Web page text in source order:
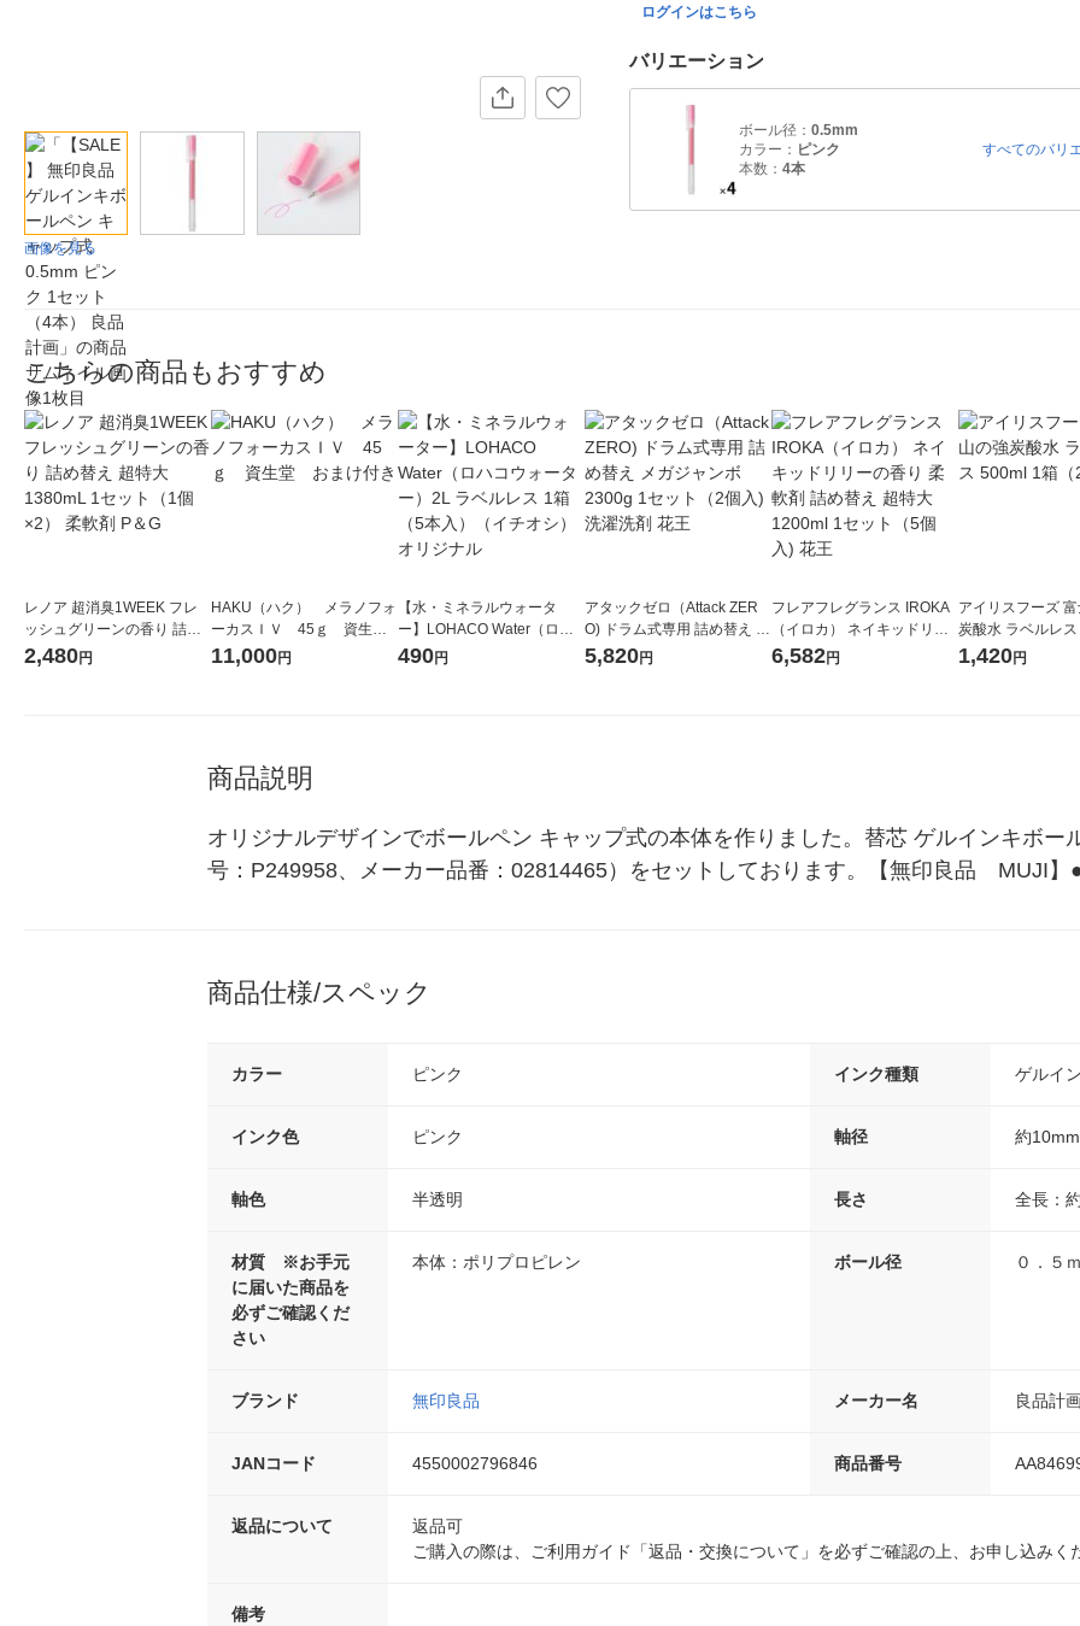
画像を見る
ログインはこちら
バリエーション
ボール径： 0.5mm
カラー： ピンク
本数： 4本
すべてのバリ
こちらの商品もおすすめ
レノア 超消臭1WEEK フレ
ッシュグリーンの香り 詰め
替え 超特大 1380mL 1セッ
2,480円
HAKU（ハク） メラノフォ
ーカスＩＶ 45ｇ 資生
堂 おまけ付き
11,000円
【水・ミネラルウォータ
ー】LOHACO Water（ロハ
コウォーター）2L ラベルレ
490円
アタックゼロ（Attack ZER
O) ドラム式専用 詰め替え メ
ガジャンボ 2300g 1セット
5,820円
フレアフレグランス IROKA
（イロカ） ネイキッドリリ
ーの香り 柔軟剤 詰め替え 超
6,582円
アイリスフーズ
炭酸水 ラベルレ
箱（24本入）
1,420円
商品説明
オリジナルデザインでボールペン キャップ式の本体を作りました。替芯 ゲルインキボー
号：P249958、メーカー品番：02814465）をセットしております。【無印良品　MUJI】
商品仕様/スペック
カラー ピンク インク種類 ゲルイ
インク色 ピンク 軸径 約10mm
軸色 半透明 長さ 全長：
材質 ※お手元
に届いた商品を
必ずご確認くだ
さい
本体：ポリプロピレン ボール径 ０．５
ブランド 無印良品 メーカー名 良品計
JANコード 4550002796846 商品番号
返品について
返品可
ご購入の際は、ご利用ガイド「返品・交換について」を必ずご確認の上、お申し込みく
備考